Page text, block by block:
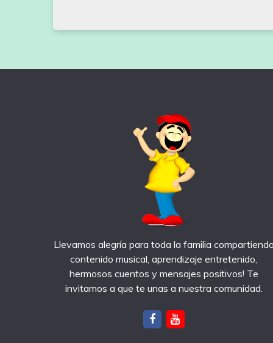
Llevamos alegría para toda la familia
contenido musical, aprendizaje entretenido,
hermosos cuentos y mensajes positivos! Te
invitamos a que te unas a nuestra comunidad.